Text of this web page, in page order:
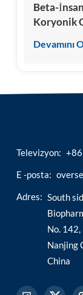
Beta-İnsan
Koryonik
Devamını
Televizyon:
E -posta:
Adres: South
No.
Nanjing
China